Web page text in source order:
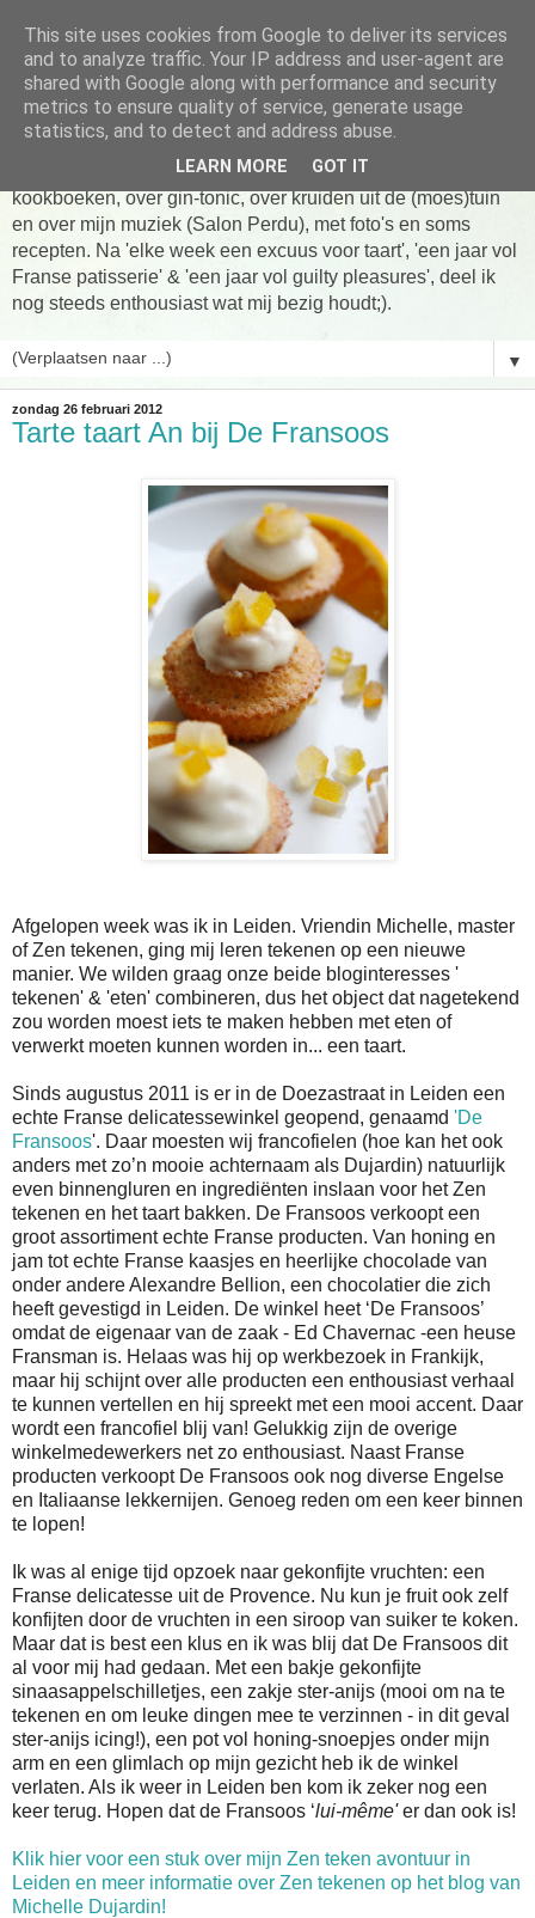
Tarte taart An
Tien jaar Tarte taart An! Niet altijd online, wel vaak te vinden
in de keuken! Om te koken, om te eten en om verhalen te
delen. Over Franse patisserie, over koken uit favoriete
kookboeken, over gin-tonic, over kruiden uit de (moes)tuin
en over mijn muziek (Salon Perdu), met foto's en soms
recepten. Na 'elke week een excuus voor taart', 'een jaar vol
Franse patisserie' & 'een jaar vol guilty pleasures', deel ik
nog steeds enthousiast wat mij bezig houdt;).
▼
zondag 26 februari 2012
Tarte taart An bij De Fransoos
Afgelopen week was ik in Leiden. Vriendin Michelle, master
of Zen tekenen, ging mij leren tekenen op een nieuwe
manier. We wilden graag onze beide bloginteresses '
tekenen' & 'eten' combineren, dus het object dat nagetekend
zou worden moest iets te maken hebben met eten of
verwerkt moeten kunnen worden in... een taart.
Sinds augustus 2011 is er in de Doezastraat in Leiden een
echte Franse delicatessewinkel geopend, genaamd 'De
Fransoos'. Daar moesten wij francofielen (hoe kan het ook
anders met zo’n mooie achternaam als Dujardin) natuurlijk
even binnengluren en ingrediënten inslaan voor het Zen
tekenen en het taart bakken. De Fransoos verkoopt een
groot assortiment echte Franse producten. Van honing en
jam tot echte Franse kaasjes en heerlijke chocolade van
onder andere Alexandre Bellion, een chocolatier die zich
heeft gevestigd in Leiden. De winkel heet ‘De Fransoos’
omdat de eigenaar van de zaak - Ed Chavernac -een heuse
Fransman is. Helaas was hij op werkbezoek in Frankijk,
maar hij schijnt over alle producten een enthousiast verhaal
te kunnen vertellen en hij spreekt met een mooi accent. Daar
wordt een francofiel blij van! Gelukkig zijn de overige
winkelmedewerkers net zo enthousiast. Naast Franse
producten verkoopt De Fransoos ook nog diverse Engelse
en Italiaanse lekkernijen. Genoeg reden om een keer binnen
te lopen!
Ik was al enige tijd opzoek naar gekonfijte vruchten: een
Franse delicatesse uit de Provence. Nu kun je fruit ook zelf
konfijten door de vruchten in een siroop van suiker te koken.
Maar dat is best een klus en ik was blij dat De Fransoos dit
al voor mij had gedaan. Met een bakje gekonfijte
sinaasappelschilletjes, een zakje ster-anijs (mooi om na te
tekenen en om leuke dingen mee te verzinnen - in dit geval
ster-anijs icing!), een pot vol honing-snoepjes onder mijn
arm en een glimlach op mijn gezicht heb ik de winkel
verlaten. Als ik weer in Leiden ben kom ik zeker nog een
keer terug. Hopen dat de Fransoos ‘lui-même'er dan ook is!
Klik hier voor een stuk over mijn Zen teken avontuur in
Leiden en meer informatie over Zen tekenen op het blog van
Michelle Dujardin!
This site uses cookies from Google to deliver its services
and to analyze traffic. Your IP address and user-agent are
shared with Google along with performance and security
metrics to ensure quality of service, generate usage
statistics, and to detect and address abuse.
LEARN MORE GOT IT